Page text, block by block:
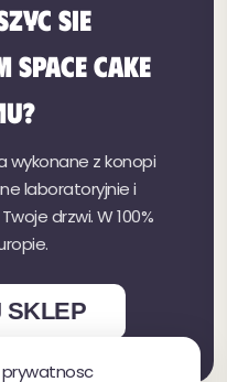
prywatnosc
sie
Space Cake
wykonane z konopi
laboratoryjnie i
drzwi. W 100%
SKLEP